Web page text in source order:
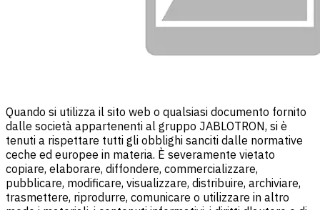
Quando si utilizza il sito web o qualsiasi documento fornito
dalle società appartenenti al gruppo JABLOTRON, si è
tenuti a rispettare tutti gli obblighi sanciti dalle normative
ceche ed europee in materia. È severamente vietato
copiare, elaborare, diffondere, commercializzare,
pubblicare, modificare, visualizzare, distribuire, archiviare,
trasmettere, riprodurre, comunicare o utilizzare in altro